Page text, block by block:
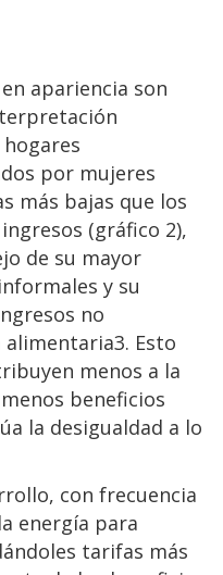
apariencia son
por mujeres
más bajas que los
(gráfico 2),
de su mayor
y su
no
Esto
menos a la
beneficios
la desigualdad a lo
con frecuencia
energía para
tarifas más